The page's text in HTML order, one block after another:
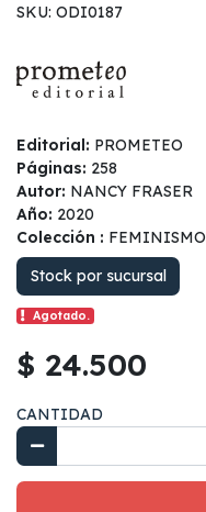
SKU: ODI0187
Editorial: PROMETEO
Páginas: 258
Autor: NANCY FRASER
Año: 2020
Colección :
Stock por sucursal
Agotado.
$ 24.500
CANTIDAD